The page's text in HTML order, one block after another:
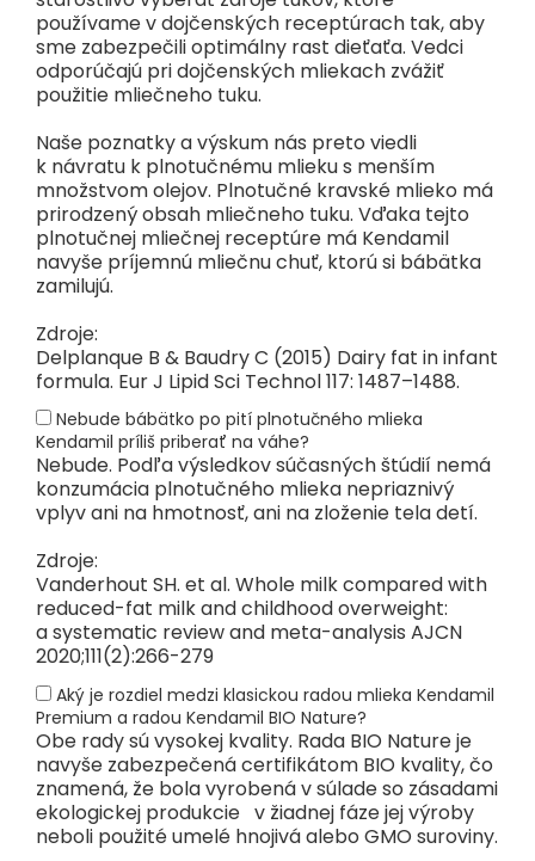
používame v dojčenských receptúrach tak, aby
sme zabezpečili optimálny rast dieťaťa. Vedci
odporúčajú pri dojčenských mliekach zvážiť
použitie mliečneho tuku.
Naše poznatky a výskum nás preto viedli
k návratu k plnotučnému mlieku s menším
množstvom olejov. Plnotučné kravské mlieko má
prirodzený obsah mliečneho tuku. Vďaka tejto
plnotučnej mliečnej receptúre má Kendamil
navyše príjemnú mliečnu chuť, ktorú si bábätka
zamilujú.
Zdroje:
Delplanque B & Baudry C (2015) Dairy fat in infant
formula. Eur J Lipid Sci Technol 117: 1487–1488.
Nebude bábätko po pití plnotučného mlieka
Kendamil príliš priberať na váhe?
Nebude. Podľa výsledkov súčasných štúdií nemá
konzumácia plnotučného mlieka nepriaznivý
vplyv ani na hmotnosť, ani na zloženie tela detí.
Zdroje:
Vanderhout SH. et al. Whole milk compared with
reduced-fat milk and childhood overweight:
a systematic review and meta-analysis AJCN
2020;111(2):266-279
Aký je rozdiel medzi klasickou radou mlieka Kendamil
Premium a radou Kendamil BIO Nature?
Obe rady sú vysokej kvality. Rada BIO Nature je
navyše zabezpečená certifikátom BIO kvality, čo
znamená, že bola vyrobená v súlade so zásadami
ekologickej produkcie v žiadnej fáze jej výroby
neboli použité umelé hnojivá alebo GMO suroviny.